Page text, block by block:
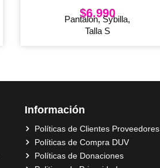
$6.990
Pantalón, Sybilla,
Talla S
Información
Políticas de Clientes Proveedores
Políticas de Compra DUV
Políticas de Donaciones